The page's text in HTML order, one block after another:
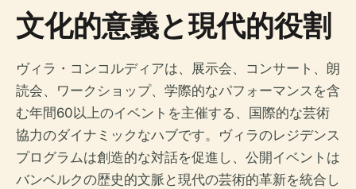
文化的意義と現代的役割
ヴィラ・コンコルディアは、展示会、コンサート、朗
読会、ワークショップ、学際的なパフォーマンスを含
む年間60以上のイベントを主催する、国際的な芸術
協力のダイナミックなハブです。ヴィラのレジデンス
プログラムは創造的な対話を促進し、公開イベントは
バンベルクの歴史的文脈と現代の芸術的革新を統合し